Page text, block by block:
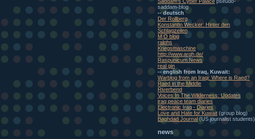
saddam-blog
-- deutsch
Der Rollberg
Konstantin Wecker: Hinter den
Schlagzeilen
M O blog
ralphs
Kriegsmaschine
http://www.argh.de/
Raspunicum News
real gin
-- english from Iraq, Kuwait:
Warblog from an Iraqi: Where is Raed?
Raed in the Middle
Riverbend
Voices In The Wilderness: Updates
iraq peace team diaries
Electronic Iraq - Diaries
Love and Hate for Kuwait (group blog)
Baghdad Journal (US journalist students)
news